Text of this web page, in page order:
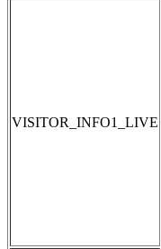
VISITOR_INFO1_LIVE